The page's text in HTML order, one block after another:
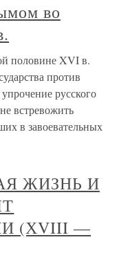
во
половине XVI в.
против
русского
встревожить
в завоевательных
ЖИЗНЬ И
(ХVIII —